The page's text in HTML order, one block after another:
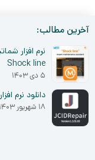
آخرین مطالب:
Shock line
۵ دی ۱۴۰۳
دانلود نرم افزار JCID Repair
۱۸ شهریور ۱۴۰۳